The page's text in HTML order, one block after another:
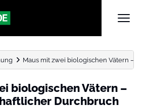
Maus mit zwei biologischen Vätern –
biologischen Vätern –
Durchbruch